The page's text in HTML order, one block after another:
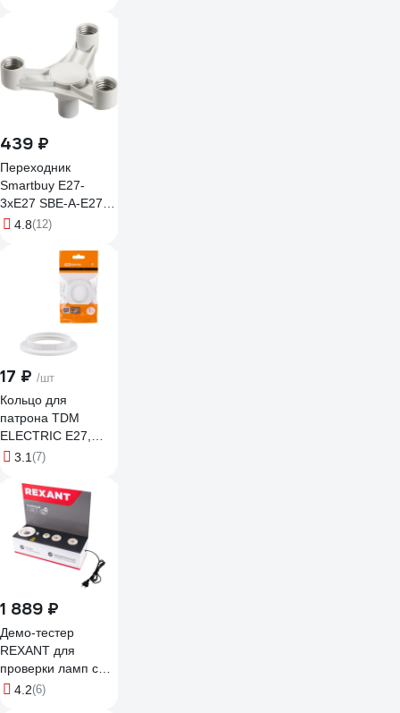
439 ₽
Переходник
Smartbuy E27-
3xE27 SBE-A-E27-
3E27
4.8(12)
17 ₽ /шт
Кольцо для
патрона TDM
ELECTRIC Е27,
термостойкий
SQ0335-0162
3.1 (7)
1 889 ₽
Демо-тестер
REXANT для
проверки ламп с
цоколями Е27, Е14,
4.2(6)